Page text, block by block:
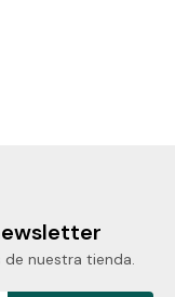
nuestra tienda.